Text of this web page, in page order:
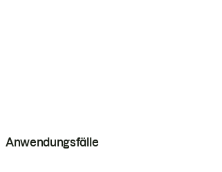
Anwendungsfälle